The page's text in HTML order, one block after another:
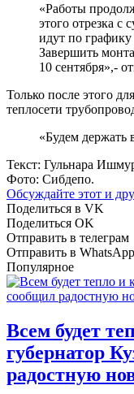
«Работы
этого отрезка
идут по
Завершить
10 сентября»,-
Только после этого
теплосети
«Будем держать
Текст: Гульнара
Фото: Сибдепо.
Обсуждайте этот и
Поделиться в VK
Поделиться OK
Отправить в телеграм
Отправить в WhatsApp
Популярное
Всем будет
губернатор
радостную